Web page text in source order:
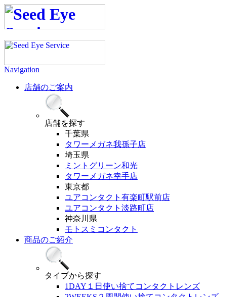
Navigation
店舗のご案内
店舗を探す
千葉県
タワーメガネ我孫子店
埼玉県
ミントグリーン和光
タワーメガネ幸手店
東京都
ユアコンタクト有楽町駅前店
ユアコンタクト淡路町店
神奈川県
モトスミコンタクト
商品のご紹介
タイプから探す
1DAY １日使い捨てコンタクトレンズ